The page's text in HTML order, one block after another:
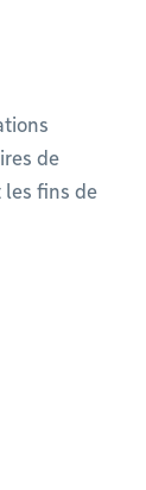
de
les fins de